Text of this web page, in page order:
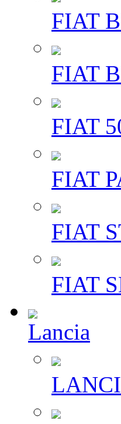
FIAT
FIAT
FIAT
FIAT
FIAT
FIAT
Lancia